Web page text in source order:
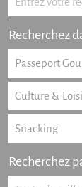
Recherchez
Recherchez